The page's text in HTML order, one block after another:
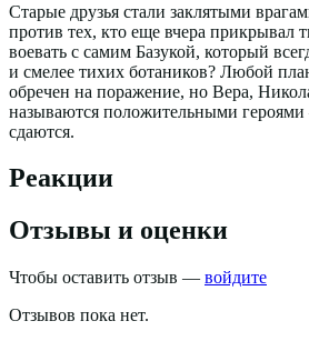
Старые друзья стали заклятыми
против тех, кто еще вчера прикрывал
воевать с самим Базукой, который
и смелее тихих ботаников? Любой
обречен на поражение, но Вера,
называются положительными героями
сдаются.
Реакции
Отзывы и оценки
Чтобы оставить отзыв — войдите
Отзывов пока нет.